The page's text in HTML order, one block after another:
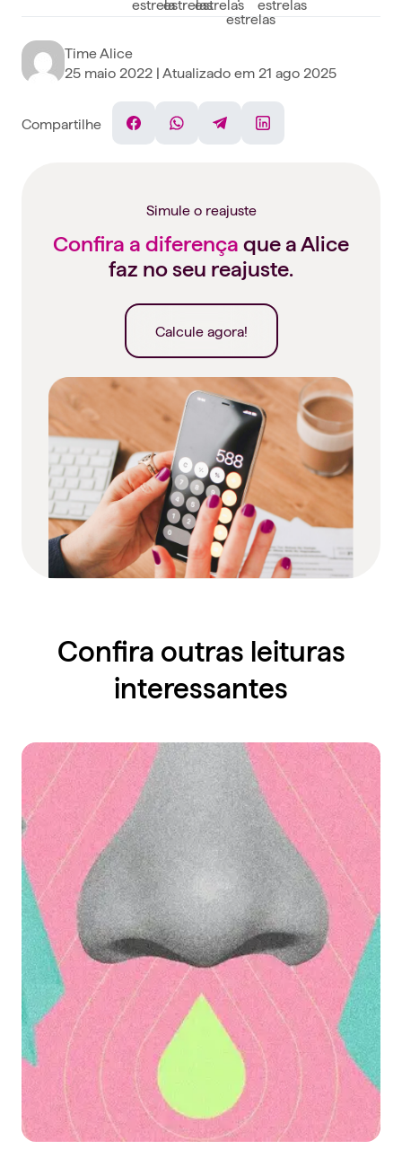
Time Alice
25 maio 2022 | Atualizado em 21 ago 2025
Compartilhe
FacebookWhatsAppTelegramLinkedin
Simule o reajuste
Confira a diferença que a Alice
faz no seu reajuste.
Calcule agora!
Confira outras leituras
interessantes